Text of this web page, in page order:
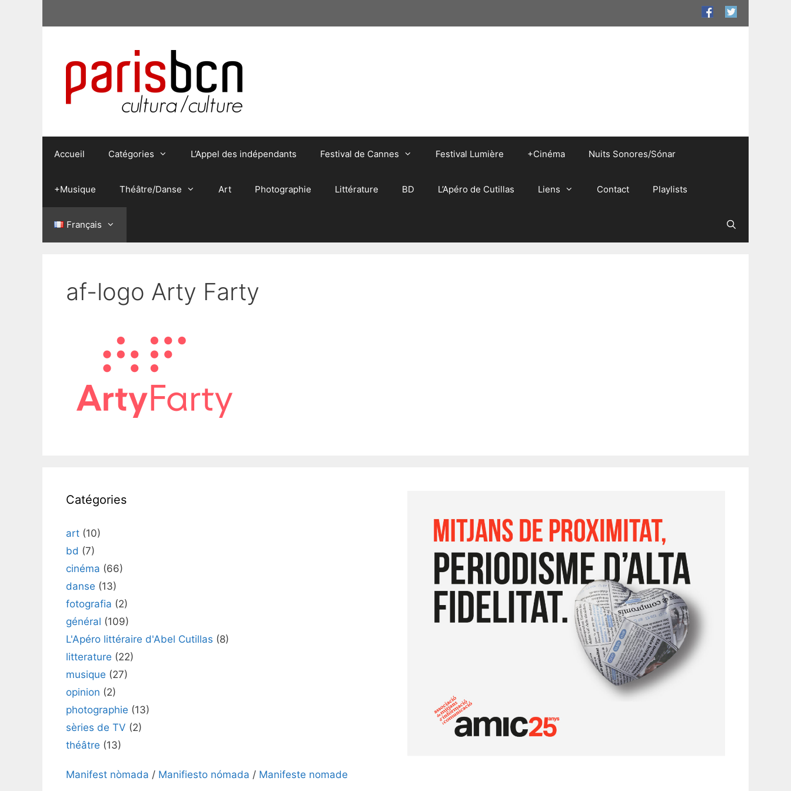
Accueil Catégories L’Appel des indépendants Festival de Cannes Festival Lumière +Cinéma Nuits Sonores/Sónar
+Musique Théâtre/Danse Art Photographie Littérature BD L’Apéro de Cutillas Liens Contact Playlists
Français
af-logo Arty Farty
Catégories
art (10)
bd (7)
cinéma (66)
danse (13)
fotografia (2)
général (109)
L'Apéro littéraire d'Abel Cutillas (8)
litterature (22)
musique (27)
opinion (2)
photographie (13)
sèries de TV (2)
théâtre (13)
Manifest nòmada / Manifiesto nómada / Manifeste nomade